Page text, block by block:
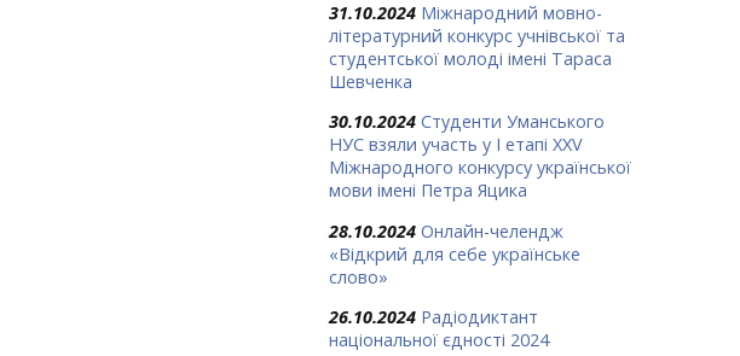
31.10.2024 Міжнародний мовно-
літературний конкурс учнівської та
студентської молоді імені Тараса
Шевченка
30.10.2024 Студенти Уманського
НУС взяли участь у І етапі ХХV
Міжнародного конкурсу української
мови імені Петра Яцика
28.10.2024 Онлайн-челендж
«Відкрий для себе українське
слово»
26.10.2024 Радіодиктант
національної єдності 2024